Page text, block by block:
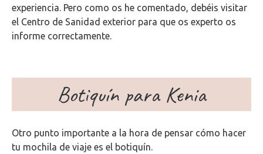
experiencia. Pero como os he comentado, debéis visitar
el Centro de Sanidad exterior para que os experto os
informe correctamente.
Botiquín para Kenia
Otro punto importante a la hora de pensar cómo hacer
tu mochila de viaje es el botiquín.